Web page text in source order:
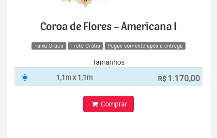
Coroa de Flores – Americana I
Faixa Grátis Frete Grátis Pague somente após a entrega
Tamanhos
1,1m x 1,1m
R$ 1.170,00
Comprar